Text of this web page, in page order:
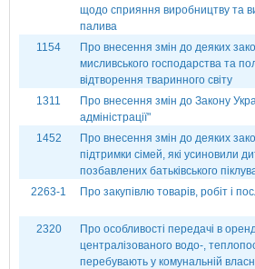
щодо сприяння виробництву та
палива
1154
Про внесення змін до деяких
мисливського господарства та
відтворення тваринного світу
1311
Про внесення змін до Закону
адміністрації"
1452
Про внесення змін до деяких
підтримки сімей, які усиновили
позбавлених батьківського
2263-1
Про закупівлю товарів, робіт і
2320
Про особливості передачі в
централізованого водо-,
перебувають у комунальній